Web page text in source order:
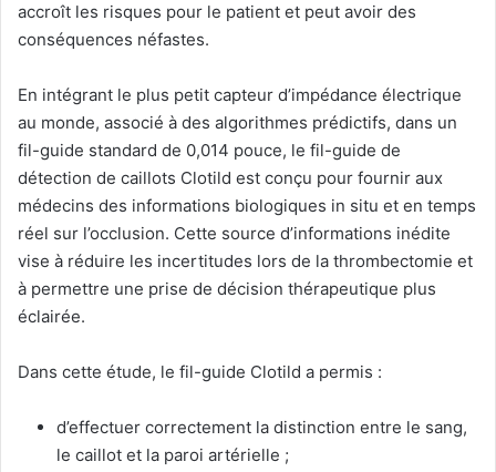
accroît les risques pour le patient et peut avoir des
conséquences néfastes.
En intégrant le plus petit capteur d’impédance électrique
au monde, associé à des algorithmes prédictifs, dans un
fil-guide standard de 0,014 pouce, le fil-guide de
détection de caillots Clotild est conçu pour fournir aux
médecins des informations biologiques in situ et en temps
réel sur l’occlusion. Cette source d’informations inédite
vise à réduire les incertitudes lors de la thrombectomie et
à permettre une prise de décision thérapeutique plus
éclairée.
Dans cette étude, le fil-guide Clotild a permis :
d’effectuer correctement la distinction entre le sang,
le caillot et la paroi artérielle ;